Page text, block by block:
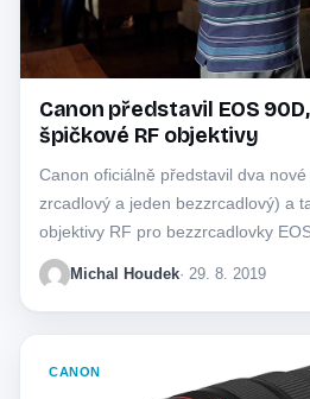
Canon představil EOS
špičkové RF objektivy
Canon oficiálně představil dva
zrcadlový a jeden bezzrcadlový) a
objektivy RF pro bezzrcadlovky
Michal Houdek· 29. 8. 2019
CANON